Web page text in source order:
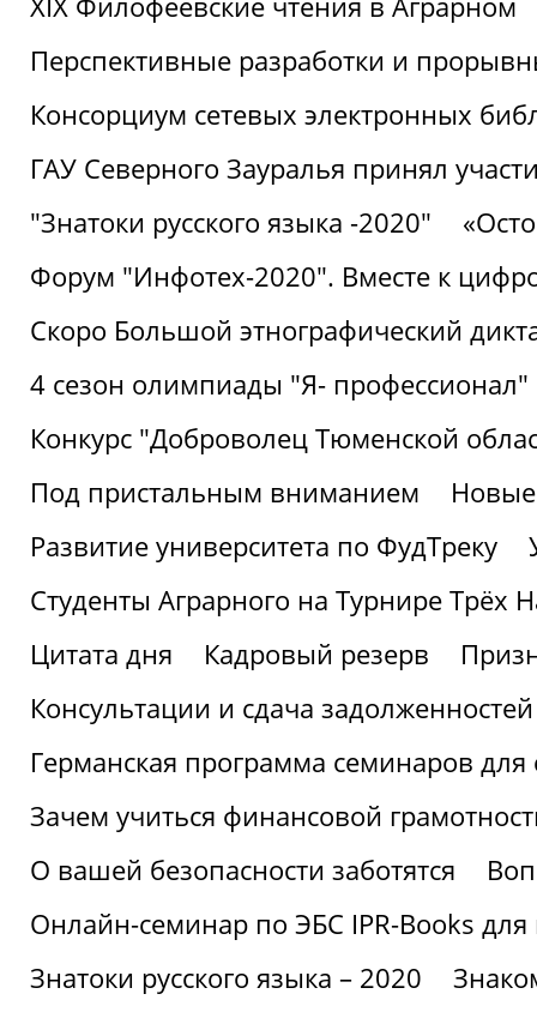
Перспективные разработки и
Консорциум сетевых электронных
ГАУ Северного Зауралья принял
"Знатоки русского языка -2020"
Форум "Инфотех-2020". Вместе к
Скоро Большой этнографический
4 сезон олимпиады "Я- профессионал"
Конкурс "Доброволец Тюменской
Под пристальным вниманием
Развитие университета по ФудТреку
Студенты Аграрного на Турнире Трёх
Цитата дня
Кадровый резерв
Консультации и сдача
Германская программа семинаров для
Зачем учиться финансовой
О вашей безопасности заботятся
Онлайн-семинар по ЭБС IPR-Books для
Знатоки русского языка – 2020